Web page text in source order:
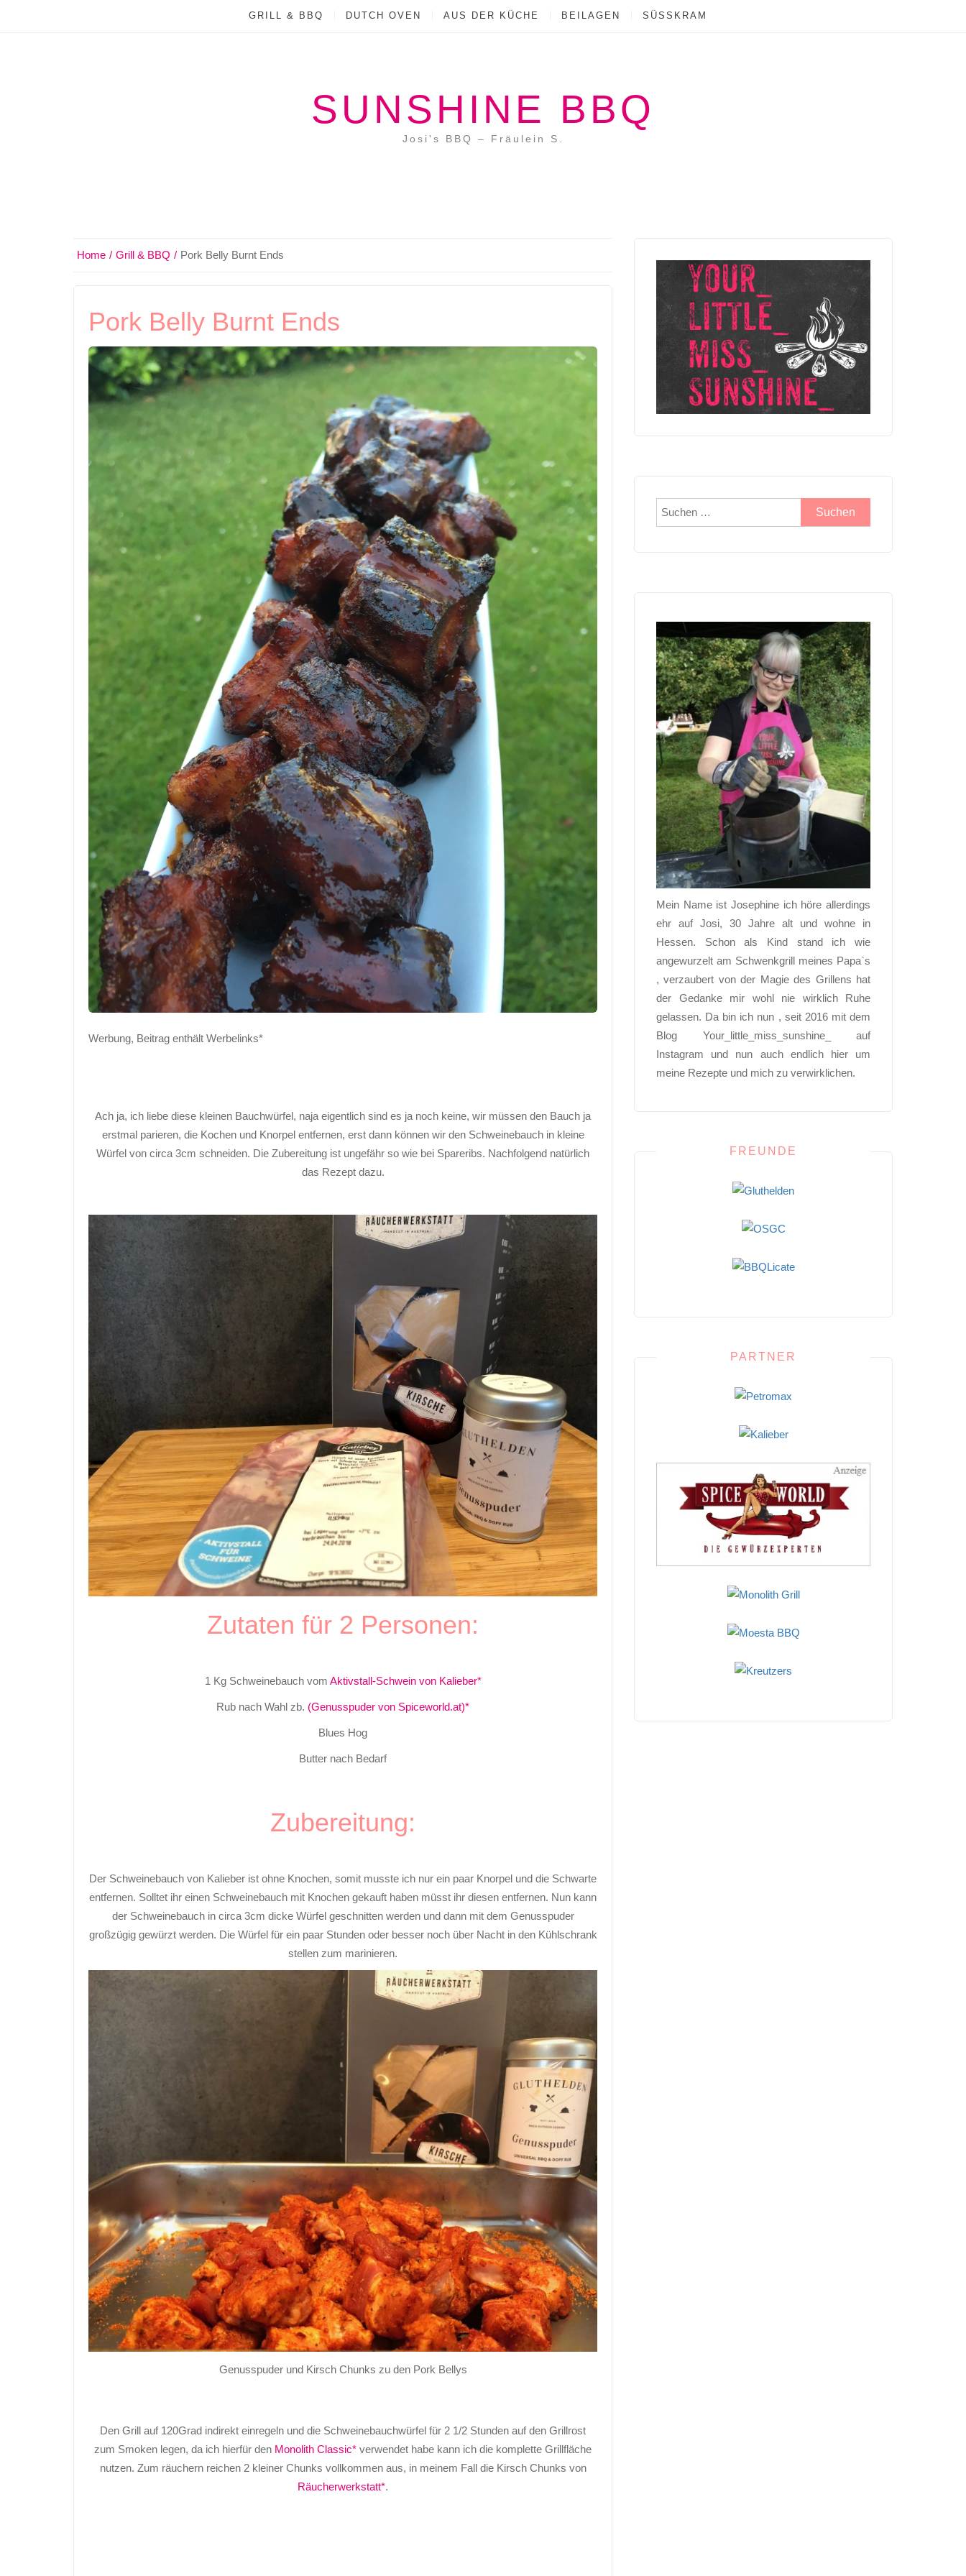
GRILL & BBQ DUTCH OVEN AUS DER KÜCHE BEILAGEN SÜSSKRAM
SUNSHINE BBQ
Josi's BBQ – Fräulein S.
Home Grill & BBQ Pork Belly Burnt Ends
Pork Belly Burnt Ends
Werbung, Beitrag enthält Werbelinks*
Ach ja, ich liebe diese kleinen Bauchwürfel, naja eigentlich sind es ja noch keine, wir müssen den Bauch ja
erstmal parieren, die Kochen und Knorpel entfernen, erst dann können wir den Schweinebauch in kleine
Würfel von circa 3cm schneiden. Die Zubereitung ist ungefähr so wie bei Spareribs. Nachfolgend natürlich
das Rezept dazu.
Zutaten für 2 Personen:
1 Kg Schweinebauch vom Aktivstall-Schwein von Kalieber*
Rub nach Wahl zb. (Genusspuder von Spiceworld.at)*
Blues Hog
Butter nach Bedarf
Zubereitung:
Der Schweinebauch von Kalieber ist ohne Knochen, somit musste ich nur ein paar Knorpel und die Schwarte
entfernen. Solltet ihr einen Schweinebauch mit Knochen gekauft haben müsst ihr diesen entfernen. Nun kann
der Schweinebauch in circa 3cm dicke Würfel geschnitten werden und dann mit dem Genusspuder
großzügig gewürzt werden. Die Würfel für ein paar Stunden oder besser noch über Nacht in den Kühlschrank
stellen zum marinieren.
Genusspuder und Kirsch Chunks zu den Pork Bellys
Den Grill auf 120Grad indirekt einregeln und die Schweinebauchwürfel für 2 1/2 Stunden auf den Grillrost
zum Smoken legen, da ich hierfür den Monolith Classic* verwendet habe kann ich die komplette Grillfläche
nutzen. Zum räuchern reichen 2 kleiner Chunks vollkommen aus, in meinem Fall die Kirsch Chunks von
Räucherwerkstatt*.
Suchen
nach:
Mein Name ist Josephine ich höre allerdings
ehr auf Josi, 30 Jahre alt und wohne in
Hessen. Schon als Kind stand ich wie
angewurzelt am Schwenkgrill meines Papa`s
, verzaubert von der Magie des Grillens hat
der Gedanke mir wohl nie wirklich Ruhe
gelassen. Da bin ich nun , seit 2016 mit dem
Blog Your_little_miss_sunshine_ auf
Instagram und nun auch endlich hier um
meine Rezepte und mich zu verwirklichen.
FREUNDE
PARTNER